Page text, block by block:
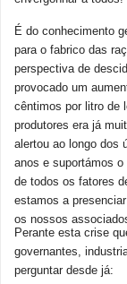
É do conhecimento
para o fabrico das
perspectiva de
provocado um
cêntimos por litro de
produtores era já
alertou ao longo dos
anos e suportámos
de todos os fatores
estamos a
os nossos
Perante esta crise
governantes,
perguntar desde já: